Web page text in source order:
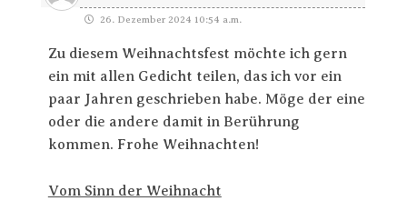
26. Dezember 2024 10:54 a.m.
Zu diesem Weihnachtsfest möchte ich gern
ein mit allen Gedicht teilen, das ich vor ein
paar Jahren geschrieben habe. Möge der eine
oder die andere damit in Berührung
kommen. Frohe Weihnachten!
Vom Sinn der Weihnacht